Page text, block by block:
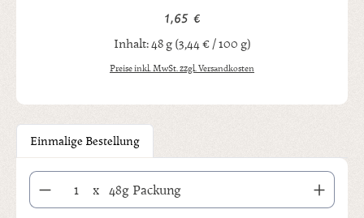
Regulärer Preis:
1,65 €
Inhalt:48 g(3,44 € / 100 g)
Preise inkl. MwSt. zzgl. Versandkosten
Einmalige Bestellung
Produkt Anzahl: Gib den gewünschten Wert ein oder benutze die
x 48g Packung